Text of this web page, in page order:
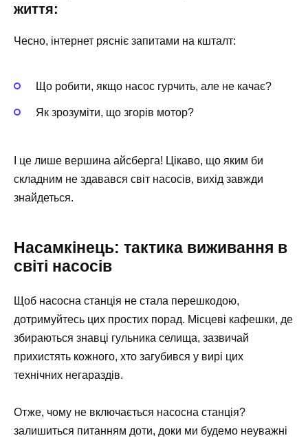
життя:
Чесно, інтернет рясніє запитами на кшталт:
Що робити, якщо насос гурчить, але не качає?
Як зрозуміти, що згорів мотор?
І це лише вершина айсберга! Цікаво, що яким би
складним не здавався світ насосів, вихід завжди
знайдеться.
Насамкінець: тактика виживання в
світі насосів
Щоб насосна станція не стала перешкодою,
дотримуйтесь цих простих порад. Місцеві кафешки, де
збираються знавці гульника селища, зазвичай
прихистять кожного, хто загубився у вирі цих
технічних негараздів.
Отже, чому не включається насосна станція?
залишиться питанням доти, доки ми будемо неуважні